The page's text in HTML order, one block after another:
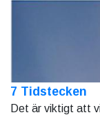
7 Tidstecken
Det är viktigt att